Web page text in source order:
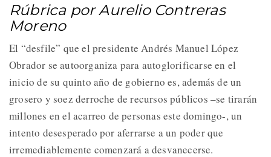
Rúbrica por Aurelio Contreras
Moreno
El “desfile” que el presidente Andrés Manuel López
Obrador se autoorganiza para autoglorificarse en el
inicio de su quinto año de gobierno es, además de un
grosero y soez derroche de recursos públicos –se tirarán
millones en el acarreo de personas este domingo-, un
intento desesperado por aferrarse a un poder que
irremediablemente comenzará a desvanecerse.